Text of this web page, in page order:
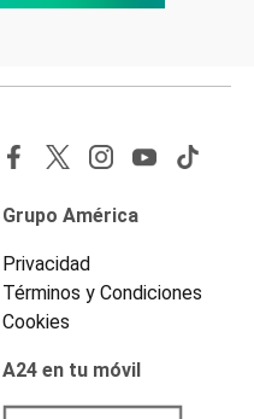
Grupo América
Privacidad
Términos y Condiciones
Cookies
A24 en tu móvil